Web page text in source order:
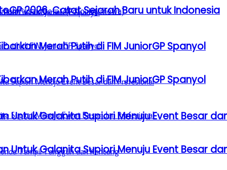
Merah Putih di FIM JuniorGP Spanyol
Untuk Galanita Supiori Menuju Event Besar
2026, Catat Sejarah Baru untuk Indonesia
Merah Putih di FIM JuniorGP Spanyol
Untuk Galanita Supiori Menuju Event Besar